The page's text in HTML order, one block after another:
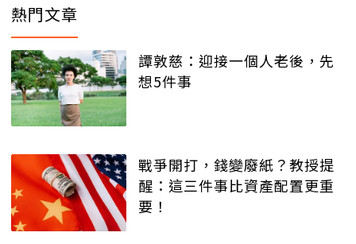
熱門文章
譚敦慈：迎接一個人老後，先
想5件事
戰爭開打，錢變廢紙？教授提
醒：這三件事比資產配置更重
要！